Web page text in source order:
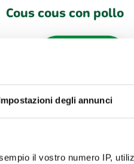
degli annunci
il vostro numero IP,
Cous cous con pollo